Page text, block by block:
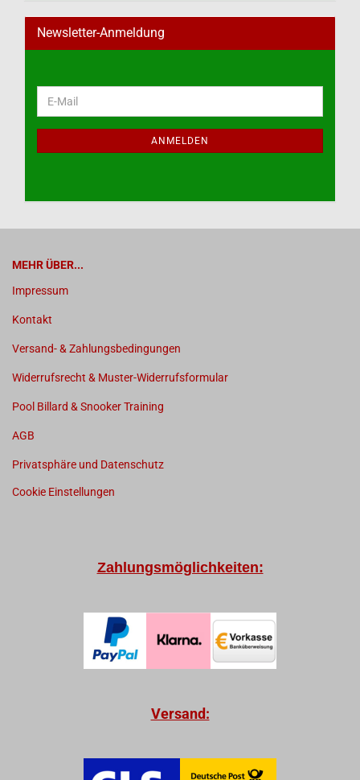
Newsletter-Anmeldung
ZUR
E-
Mail
ANMELDEN
MEHR ÜBER...
Impressum
Kontakt
Versand- & Zahlungsbedingungen
Widerrufsrecht & Muster-Widerrufsformular
Pool Billard & Snooker Training
AGB
Privatsphäre und Datenschutz
Cookie Einstellungen
Zahlungsmöglichkeiten:
Versand: